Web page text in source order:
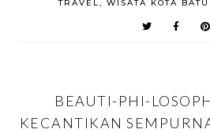
TRAVEL, WISATA KOTA BATU
BEAUTI-PHI-
KECANTIKAN